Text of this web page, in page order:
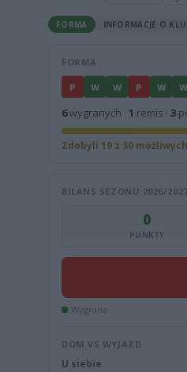
FORMA INFORMACJE O
FORMA
P W W P W W
6wygranych · 1 remis · 3
Zdobyli 19 z 30
BILANS SEZONU 2026/
0
PUNKTY
Wygrane
DOM VS WYJAZD
U siebie